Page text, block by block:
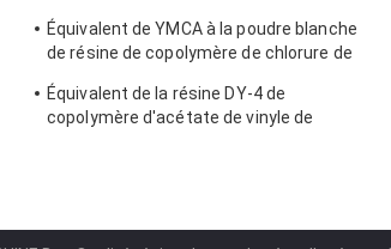
dans les revêtements
Équivalent de YMCA à la poudre blanche
de résine de copolymère de chlorure de
Équivalent de la résine DY-4 de
copolymère d'acétate de vinyle de